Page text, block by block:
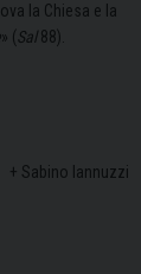
la Chiesa e la
» (Sal88).
+ Sabino Iannuzzi